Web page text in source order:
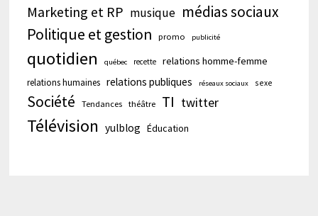
Marketing et RP musique médias sociaux
Politique et gestion
promo publicité
quotidien québec recette relations homme-femme
relations humaines relations publiques réseaux sociaux sexe
Société Tendances théâtre TI twitter
Télévision yulblog Éducation